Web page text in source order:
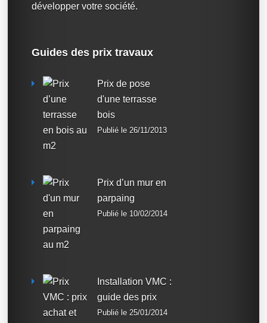
développer votre société.
Guides des prix travaux
Prix de pose
d'une terrasse
bois
Publié le 26/11/2013
Prix d’un mur en
parpaing
Publié le 10/02/2014
Installation VMC :
guide des prix
Publié le 25/01/2014